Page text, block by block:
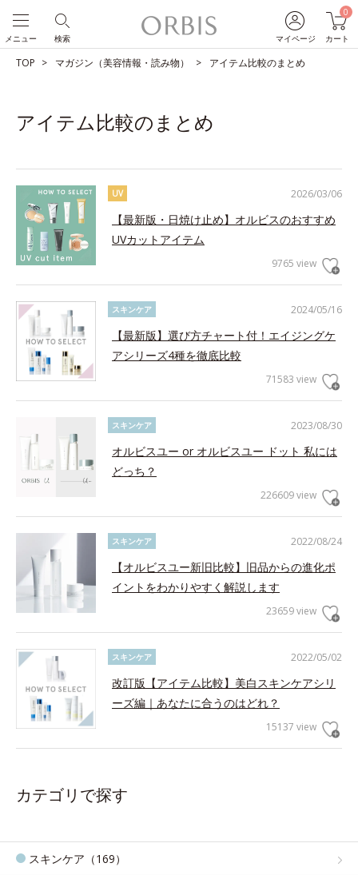
マイページ
0
カート
検索
メニュー
TOP マガジン（美容情報・読み物） アイテム比較のまとめ
アイテム比較のまとめ
2026/03/06
UV
【最新版・日焼け止め】オルビスのおすすめ
UVカットアイテム
9765 view
2024/05/16
スキンケア
【最新版】選び方チャート付！エイジングケ
アシリーズ4種を徹底比較
71583 view
2023/08/30
スキンケア
オルビスユー or オルビスユー ドット 私には
どっち？
226609 view
2022/08/24
スキンケア
【オルビスユー新旧比較】旧品からの進化ポ
イントをわかりやすく解説します
23659 view
2022/05/02
スキンケア
改訂版【アイテム比較】美白スキンケアシリ
ーズ編｜あなたに合うのはどれ？
15137 view
カテゴリで探す
スキンケア（169）